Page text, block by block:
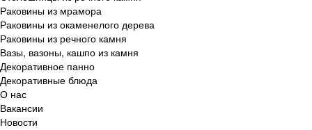
Раковины из мрамора
Раковины из окаменелого дерева
Раковины из речного камня
Вазы, вазоны, кашпо из камня
Декоративное панно
Декоративные блюда
О нас
Вакансии
Новости